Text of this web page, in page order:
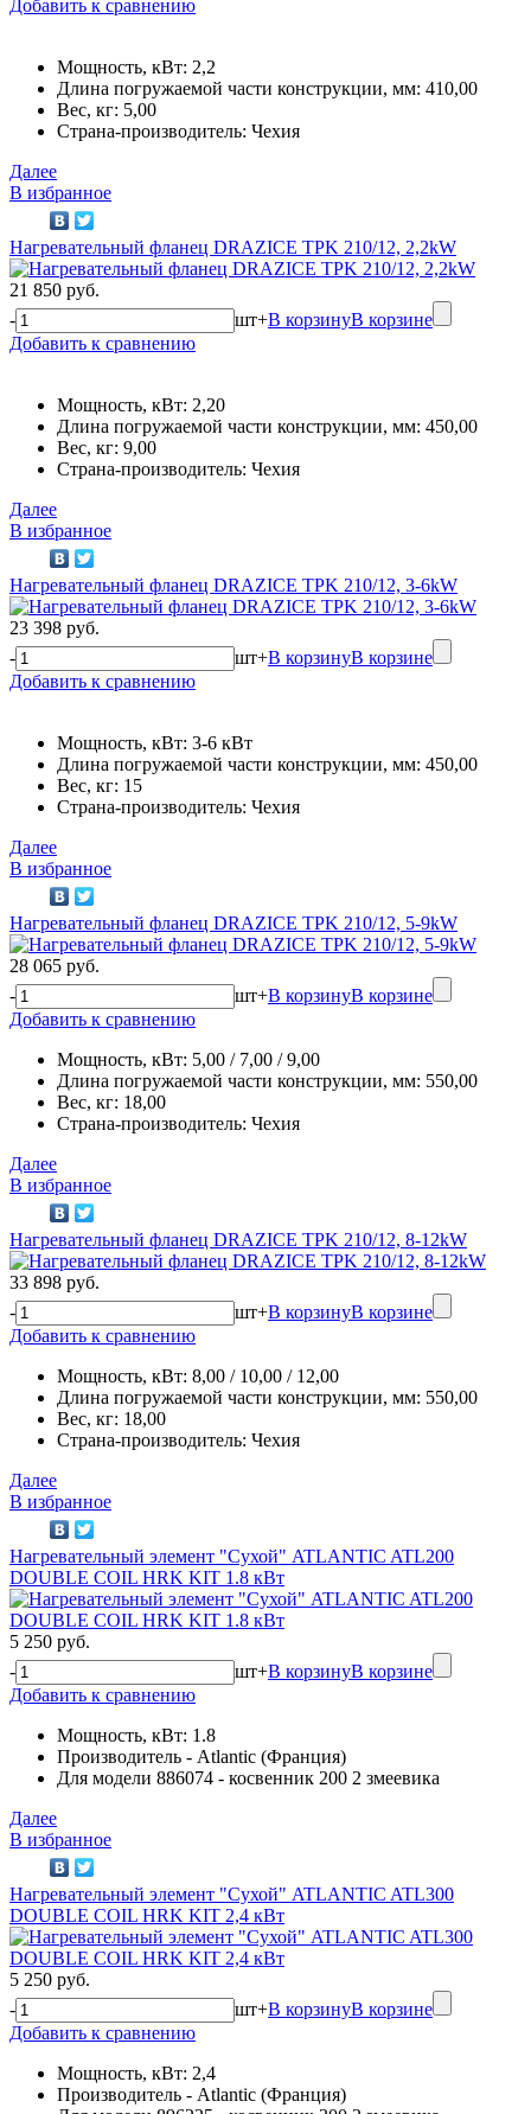
Добавить к сравнению
Мощность, кВт: 2,2
Длина погружаемой части конструкции, мм: 410,00
Вес, кг: 5,00
Страна-производитель: Чехия
Далее
В избранное
Нагревательный фланец DRAZICE TPK 210/12, 2,2kW
21 850 руб.
-
шт+В корзинуВ корзине
Добавить к сравнению
Мощность, кВт: 2,20
Длина погружаемой части конструкции, мм: 450,00
Вес, кг: 9,00
Страна-производитель: Чехия
Далее
В избранное
Нагревательный фланец DRAZICE TPK 210/12, 3-6kW
23 398 руб.
-
шт+В корзинуВ корзине
Добавить к сравнению
Мощность, кВт: 3-6 кВт
Длина погружаемой части конструкции, мм: 450,00
Вес, кг: 15
Страна-производитель: Чехия
Далее
В избранное
Нагревательный фланец DRAZICE TPK 210/12, 5-9kW
28 065 руб.
-
шт+В корзинуВ корзине
Добавить к сравнению
Мощность, кВт: 5,00 / 7,00 / 9,00
Длина погружаемой части конструкции, мм: 550,00
Вес, кг: 18,00
Страна-производитель: Чехия
Далее
В избранное
Нагревательный фланец DRAZICE TPK 210/12, 8-12kW
33 898 руб.
-
шт+В корзинуВ корзине
Добавить к сравнению
Мощность, кВт: 8,00 / 10,00 / 12,00
Длина погружаемой части конструкции, мм: 550,00
Вес, кг: 18,00
Страна-производитель: Чехия
Далее
В избранное
Нагревательный элемент "Сухой" ATLANTIC ATL200
DOUBLE COIL HRK KIT 1.8 кВт
5 250 руб.
-
шт+В корзинуВ корзине
Добавить к сравнению
Мощность, кВт: 1.8
Производитель - Atlantic (Франция)
Для модели 886074 - косвенник 200 2 змеевика
Далее
В избранное
Нагревательный элемент "Сухой" ATLANTIC ATL300
DOUBLE COIL HRK KIT 2,4 кВт
5 250 руб.
-
шт+В корзинуВ корзине
Добавить к сравнению
Мощность, кВт: 2,4
Производитель - Atlantic (Франция)